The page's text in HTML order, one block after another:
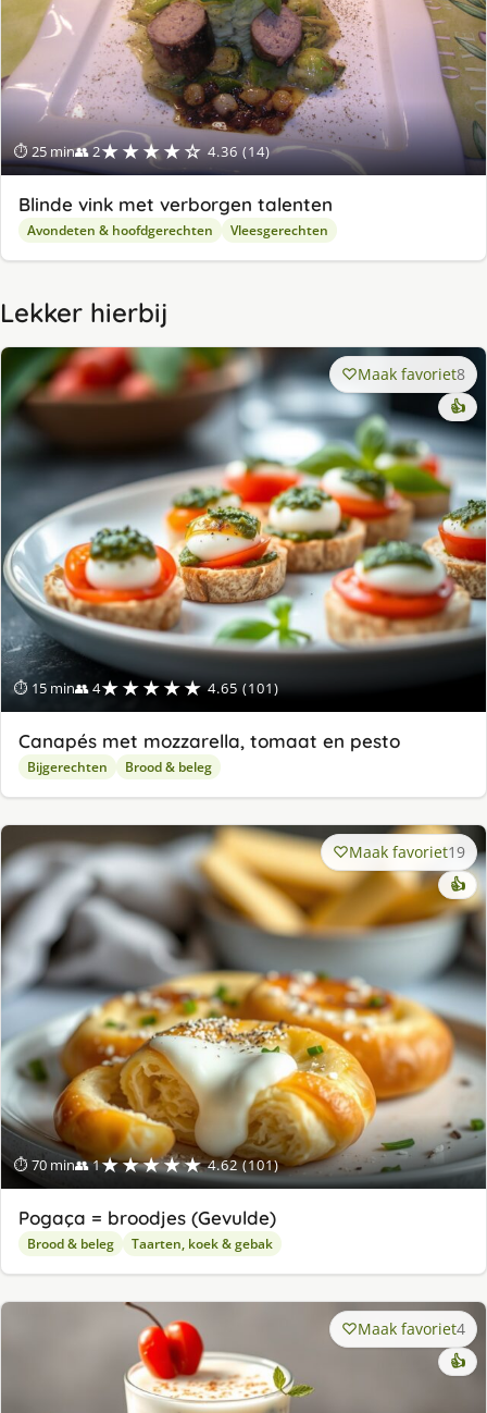
⏱ 25 min👥 2★★★★☆ 4.36 (14)
Blinde vink met verborgen talenten
Avondeten & hoofdgerechten Vleesgerechten
Lekker hierbij
⏱ 15 min👥 4★★★★★ 4.65 (101)
Maak favoriet8
👍
Canapés met mozzarella, tomaat en pesto
Bijgerechten Brood & beleg
⏱ 70 min👥 1★★★★★ 4.62 (101)
Maak favoriet19
👍
Pogaça = broodjes (Gevulde)
Brood & beleg Taarten, koek & gebak
Maak favoriet4
👍